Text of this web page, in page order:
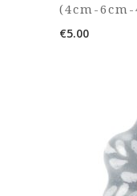
(4cm-
€5.00